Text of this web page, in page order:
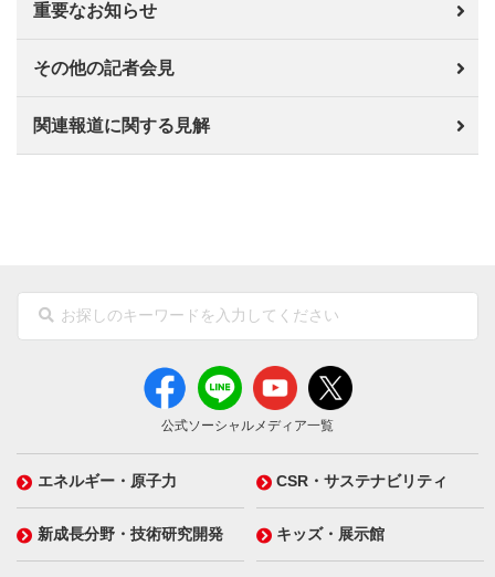
重要なお知らせ
その他の記者会見
関連報道に関する見解
公式ソーシャルメディア一覧
エネルギー・原子力 CSR・サステナビリティ
新成長分野・技術研究開発 キッズ・展示館